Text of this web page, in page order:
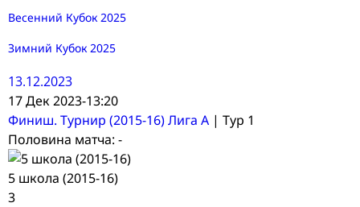
Весенний Кубок 2025
Зимний Кубок 2025
13.12.2023
17 Дек 2023-13:20
Финиш. Турнир (2015-16) Лига А | Тур 1
Половина матча: -
5 школа (2015-16)
3